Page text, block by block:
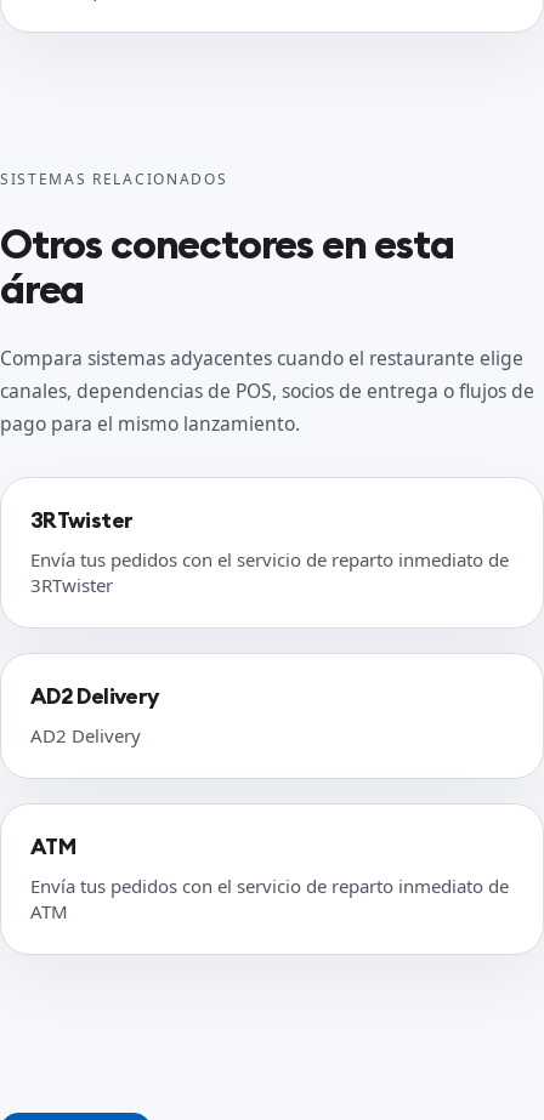
SISTEMAS RELACIONADOS
Otros conectores en esta
área
Compara sistemas adyacentes cuando el restaurante elige
canales, dependencias de POS, socios de entrega o flujos de
pago para el mismo lanzamiento.
3RTwister
Envía tus pedidos con el servicio de reparto inmediato de
3RTwister
AD2 Delivery
AD2 Delivery
ATM
Envía tus pedidos con el servicio de reparto inmediato de
ATM